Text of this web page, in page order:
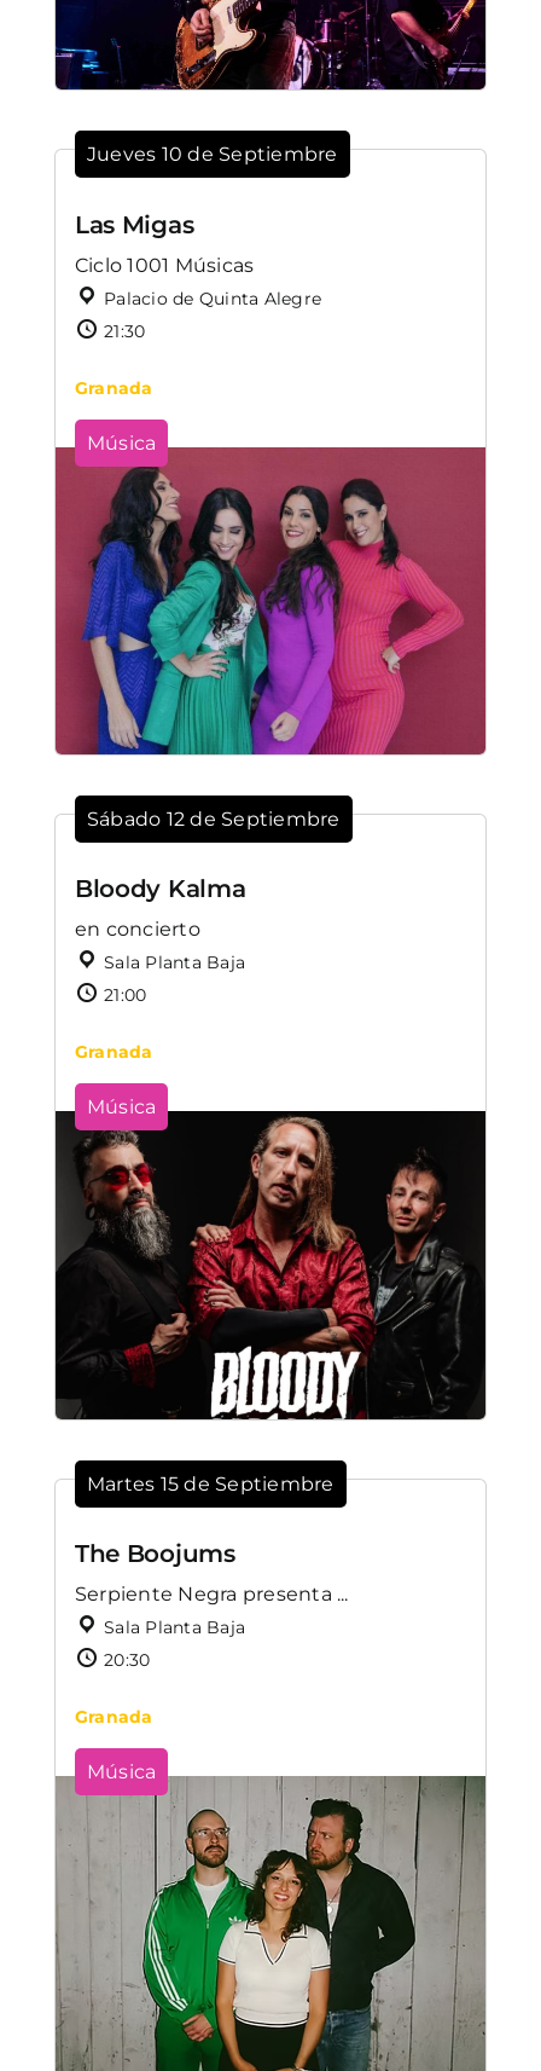
Jueves 10 de Septiembre
Las Migas
Ciclo 1001 Músicas
Palacio de Quinta Alegre
21:30
Granada
Música
Sábado 12 de Septiembre
Bloody Kalma
en concierto
Sala Planta Baja
21:00
Granada
Música
Martes 15 de Septiembre
The Boojums
Serpiente Negra presenta ...
Sala Planta Baja
20:30
Granada
Música